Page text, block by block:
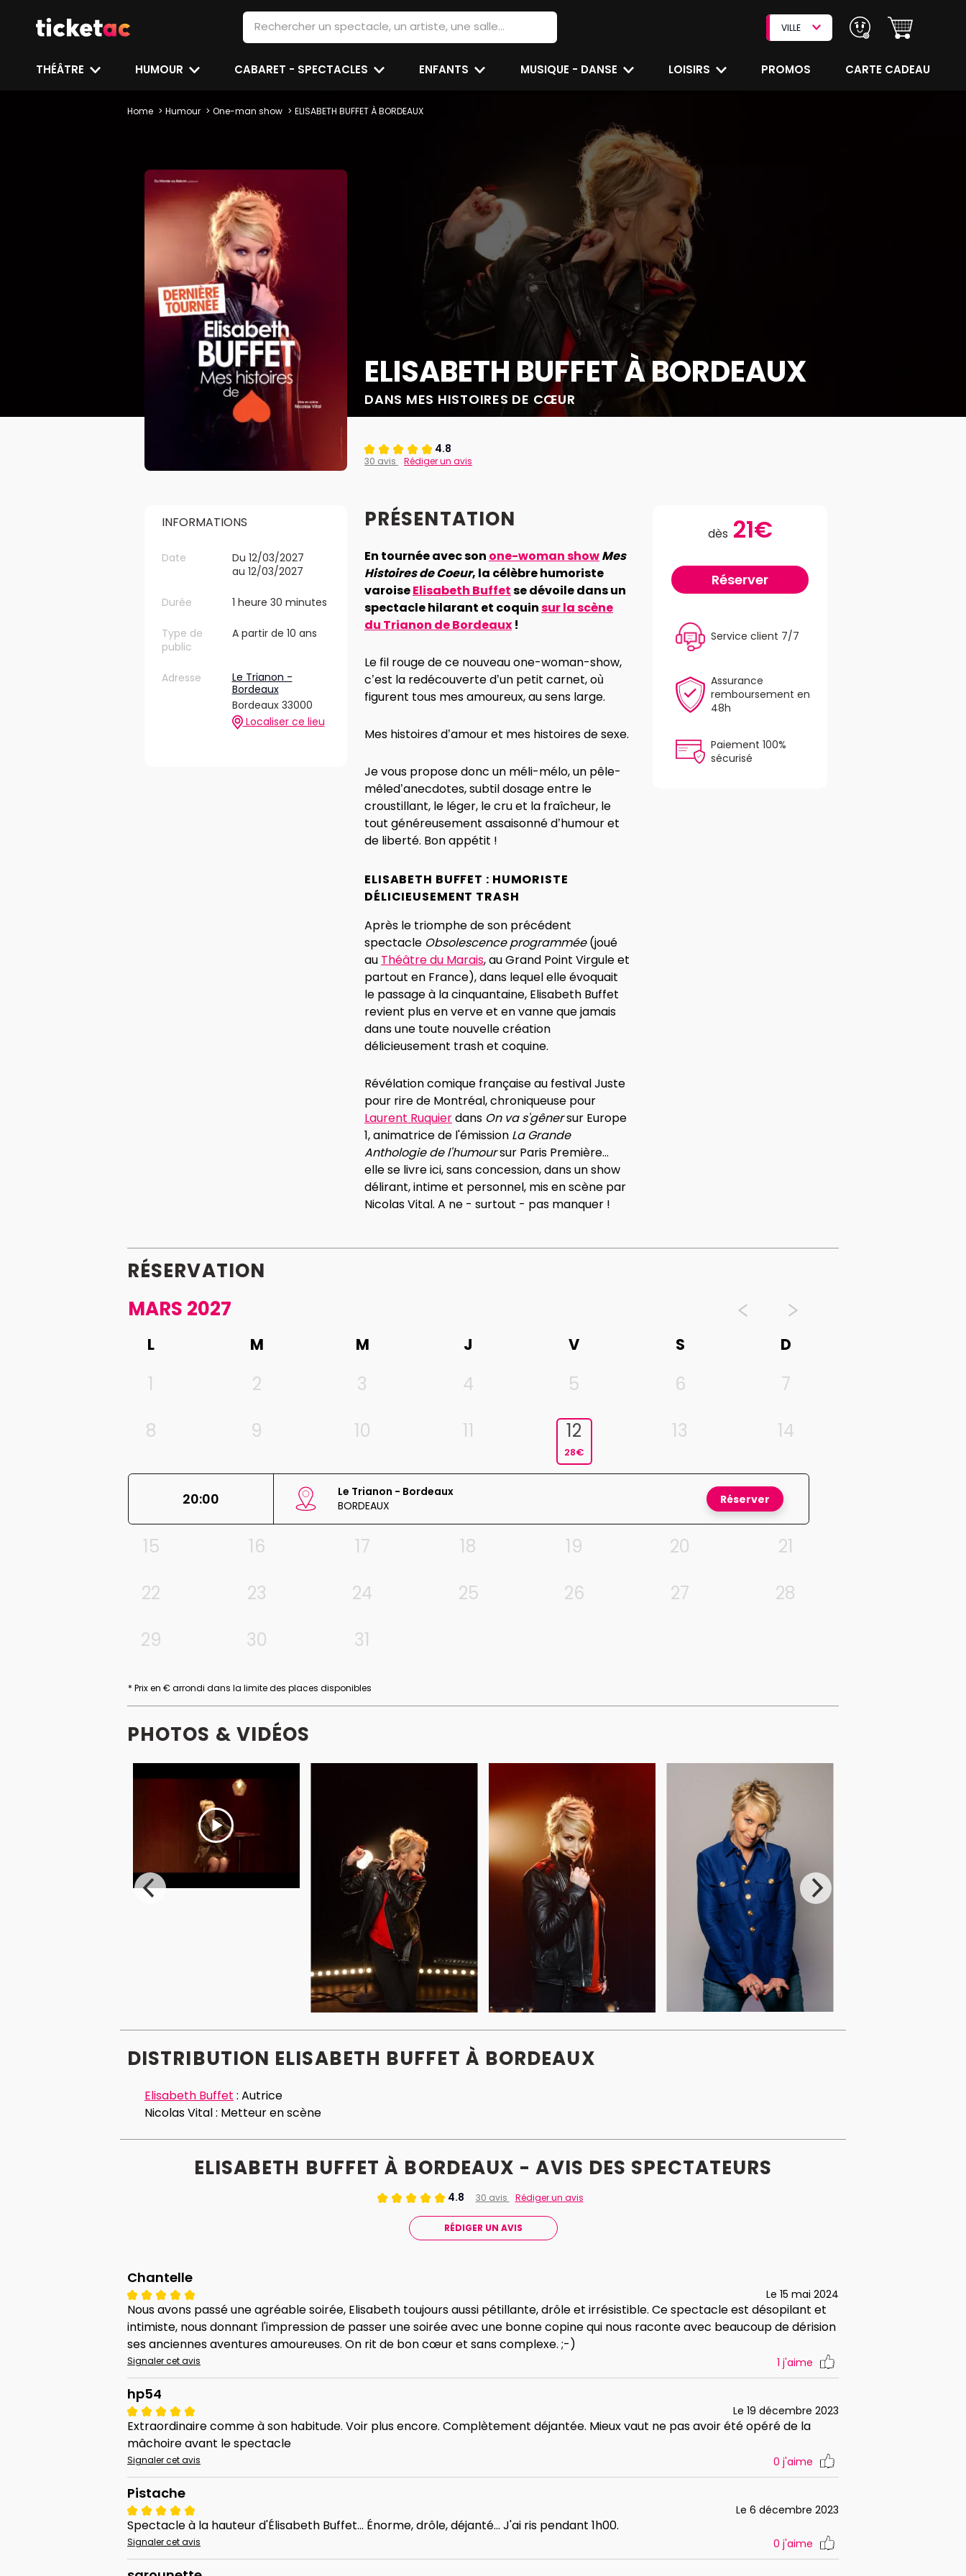
VILLE
THÉÂTRE HUMOUR CABARET - SPECTACLES ENFANTS MUSIQUE - DANSE LOISIRS PROMOS CARTE CADEAU
Home Humour One-man show ELISABETH BUFFET À BORDEAUX
ELISABETH BUFFET À BORDEAUX
DANS MES HISTOIRES DE CŒUR
4.8
30 avis Rédiger un avis
INFORMATIONS
Date
Du 12/03/2027
au 12/03/2027
Durée 1 heure 30 minutes
Type de
public
A partir de 10 ans
Adresse
Le Trianon -
Bordeaux
Bordeaux 33000
Localiser ce lieu
PRÉSENTATION
En tournée avec son one-woman showMes
Histoires de Coeur, la célèbre humoriste
varoiseElisabeth Buffetse dévoile dans un
spectacle hilarant et coquinsur la scène
du Trianon de Bordeaux !
Le fil rouge de ce nouveau one-woman-show,
c’est la redécouverte d’un petit carnet, où
figurent tous mes amoureux, au sens large.
Mes histoires d’amour et mes histoires de sexe.
Je vous propose donc un méli-mélo, un pêle-
mêled’anecdotes, subtil dosage entre le
croustillant, le léger, le cru et la fraîcheur, le
tout généreusement assaisonné d’humour et
de liberté. Bon appétit !
ELISABETH BUFFET : HUMORISTE
DÉLICIEUSEMENT TRASH
Après le triomphe de son précédent
spectacle Obsolescence programmée(joué
au Théâtre du Marais, au Grand Point Virgule et
partout en France), dans lequel elle évoquait
le passage à la cinquantaine, Elisabeth Buffet
revient plus en verve et en vanne que jamais
dans une toute nouvelle création
délicieusement trash et coquine.
Révélation comique française au festival Juste
pour rire de Montréal, chroniqueuse pour
Laurent Ruquierdans On va s'gênersur Europe
1, animatrice de l'émission La Grande
Anthologie de l'humoursur Paris Première...
elle se livre ici, sans concession, dans un show
délirant, intime et personnel, mis en scène par
Nicolas Vital. A ne - surtout - pas manquer !
dès 21€
Réserver
Service client 7/7
Assurance
remboursement en
48h
Paiement 100%
sécurisé
RÉSERVATION
MARS 2027
L M M J V S D
1 2 3 4 5 6
7
8
9 10 11 12
28€
13 14
20:00
Le Trianon - Bordeaux
BORDEAUX
Réserver
15 16 17 18 19 20
21
22
23 24 25 26 27
28
29
30 31
* Prix en € arrondi dans la limite des places disponibles
PHOTOS & VIDÉOS
DISTRIBUTION ELISABETH BUFFET À BORDEAUX
Elisabeth Buffet : Autrice
Nicolas Vital : Metteur en scène
ELISABETH BUFFET À BORDEAUX - AVIS DES SPECTATEURS
4.8 30 avis Rédiger un avis
RÉDIGER UN AVIS
Chantelle
Le 15 mai 2024
Nous avons passé une agréable soirée, Elisabeth toujours aussi pétillante, drôle et irrésistible. Ce spectacle est désopilant et
intimiste, nous donnant l'impression de passer une soirée avec une bonne copine qui nous raconte avec beaucoup de dérision
ses anciennes aventures amoureuses. On rit de bon cœur et sans complexe. ;-)
Signaler cet avis 1 j'aime
hp54
Le 19 décembre 2023
Extraordinaire comme à son habitude. Voir plus encore. Complètement déjantée. Mieux vaut ne pas avoir été opéré de la
mâchoire avant le spectacle
Signaler cet avis 0 j'aime
Pistache
Le 6 décembre 2023
Spectacle à la hauteur d'Élisabeth Buffet... Énorme, drôle, déjanté... J'ai ris pendant 1h00.
Signaler cet avis 0 j'aime